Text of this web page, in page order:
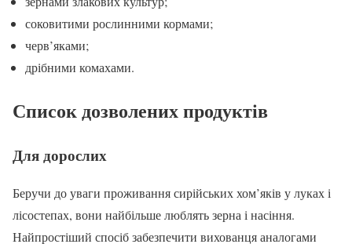
соковитими рослинними кормами;
черв’яками;
дрібними комахами.
Список дозволених продуктів
Для дорослих
Беручи до уваги проживання сирійських хом’яків у луках і
лісостепах, вони найбільше люблять зерна і насіння.
Найпростіший спосіб забезпечити вихованця аналогами